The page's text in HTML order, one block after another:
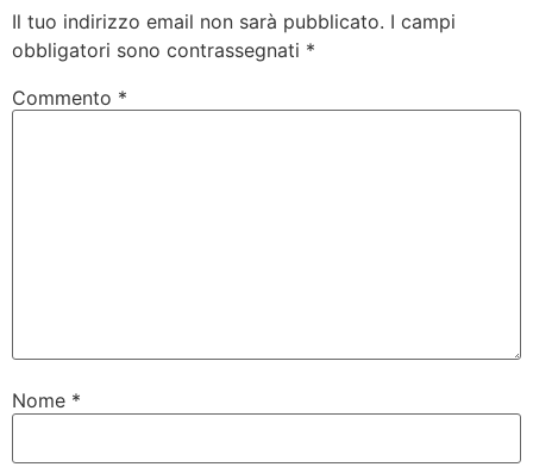
Il tuo indirizzo email non sarà pubblicato. I campi
obbligatori sono contrassegnati *
Commento *
Nome *